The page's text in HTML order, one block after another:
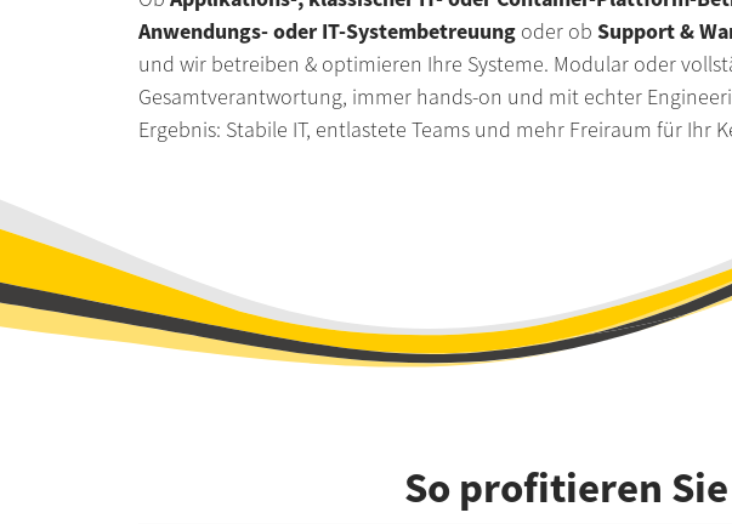
Anwendungs- oder IT-Systembetreuung oder ob Support &
und wir betreiben & optimieren Ihre Systeme. Modular oder
Gesamtverantwortung, immer hands-on und mit echter
Ergebnis: Stabile IT, entlastete Teams und mehr Freiraum für Ihr
So profitieren Sie